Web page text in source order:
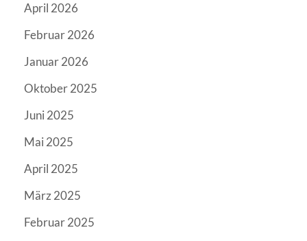
April 2026
Februar 2026
Januar 2026
Oktober 2025
Juni 2025
Mai 2025
April 2025
März 2025
Februar 2025